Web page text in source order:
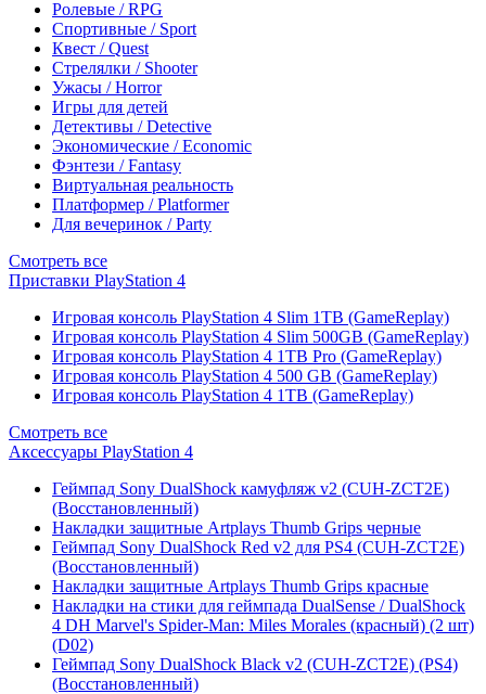
Ролевые / RPG
Спортивные / Sport
Квест / Quest
Стрелялки / Shooter
Ужасы / Horror
Игры для детей
Детективы / Detective
Экономические / Economic
Фэнтези / Fantasy
Виртуальная реальность
Платформер / Platformer
Для вечеринок / Party
Смотреть все
Приставки PlayStation 4
Игровая консоль PlayStation 4 Slim 1TB (GameReplay)
Игровая консоль PlayStation 4 Slim 500GB (GameReplay)
Игровая консоль PlayStation 4 1TB Pro (GameReplay)
Игровая консоль PlayStation 4 500 GB (GameReplay)
Игровая консоль PlayStation 4 1TB (GameReplay)
Смотреть все
Аксессуары PlayStation 4
Геймпад Sony DualShock камуфляж v2 (CUH-ZCT2E)
(Восстановленный)
Накладки защитные Artplays Thumb Grips черные
Геймпад Sony DualShock Red v2 для PS4 (CUH-ZCT2E)
(Восстановленный)
Накладки защитные Artplays Thumb Grips красные
Накладки на стики для геймпада DualSense / DualShock
4 DH Marvel's Spider-Man: Miles Morales (красный) (2 шт)
(D02)
Геймпад Sony DualShock Black v2 (CUH-ZCT2E) (PS4)
(Восстановленный)